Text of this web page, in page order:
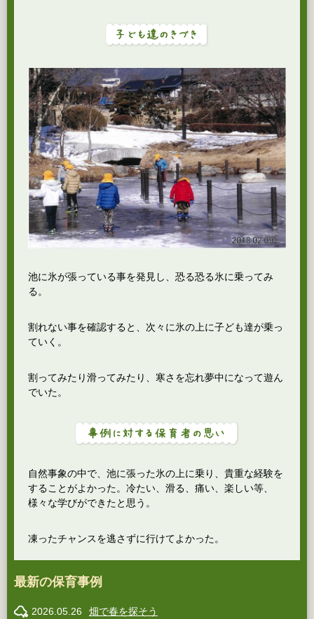
池に氷が張っている事を発見し、恐る恐る氷に乗ってみ
る。
割れない事を確認すると、次々に氷の上に子ども達が乗っ
ていく。
割ってみたり滑ってみたり、寒さを忘れ夢中になって遊ん
でいた。
自然事象の中で、池に張った氷の上に乗り、貴重な経験を
することがよかった。冷たい、滑る、痛い、楽しい等、
様々な学びができたと思う。
凍ったチャンスを逃さずに行けてよかった。
最新の保育事例
2026.05.26 畑で春を探そう